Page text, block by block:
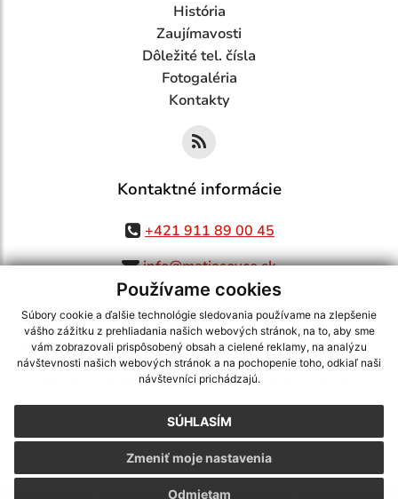
Používame cookies
Súbory cookie a ďalšie technológie sledovania používame na zlepšenie
vášho zážitku z prehliadania našich webových stránok, na to, aby sme
vám zobrazovali prispôsobený obsah a cielené reklamy, na analýzu
návštevnosti našich webových stránok a na pochopenie toho, odkiaľ naši
návštevníci prichádzajú.
SÚHLASÍM
Odmietam
Zmeniť moje nastavenia
História
Zaujímavosti
Dôležité tel. čísla
Fotogaléria
Kontakty
Kontaktné informácie
+421 911 89 00 45
info@matiasovce.sk
využite možnosť získavania aktuálnych informácií s využitím RSS
CMS systém (redakčný) systém ECHELON 2,Mapa stránok,web portál
webex.digital, s.r.o.,domény,registrácia domény
Posledná aktualizácia:05.08.2026
Vytlačiť stránku|Vyhlásenie o prístupnosti